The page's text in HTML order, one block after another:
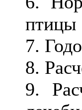
птицы
7.
8.
9.